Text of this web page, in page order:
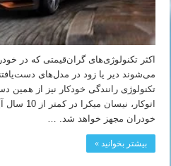
اکثر تکنولوژی‌های گران‌قیمتی که در
می‌شوند دیر یا زود در مدل‌های
تکنولوژی رانندگی خودکار نیز از همین
اتوکار،
خودران مجهز خواهد شد. …
بیشتر بخوانید »